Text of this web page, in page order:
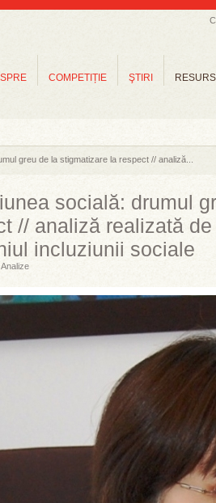
COMPETIȚIE ŞTIRI
greu de la stigmatizare la respect // analiză...
socială: drumul
// analiză realizată
incluziunii sociale